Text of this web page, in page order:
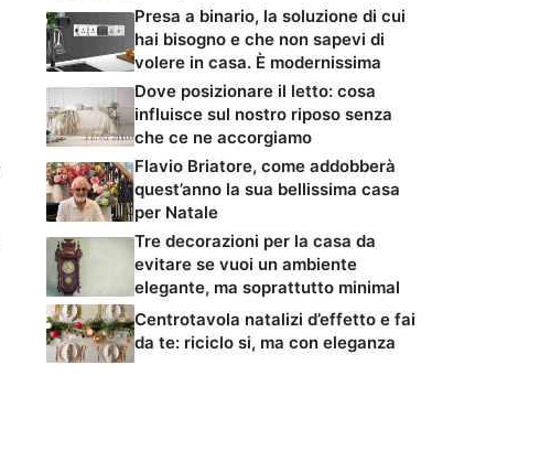
Presa a binario, la soluzione di cui
hai bisogno e che non sapevi di
volere in casa. È modernissima
Dove posizionare il letto: cosa
influisce sul nostro riposo senza
che ce ne accorgiamo
Flavio Briatore, come addobberà
quest’anno la sua bellissima casa
per Natale
Tre decorazioni per la casa da
evitare se vuoi un ambiente
elegante, ma soprattutto minimal
Centrotavola natalizi d’effetto e fai
da te: riciclo si, ma con eleganza